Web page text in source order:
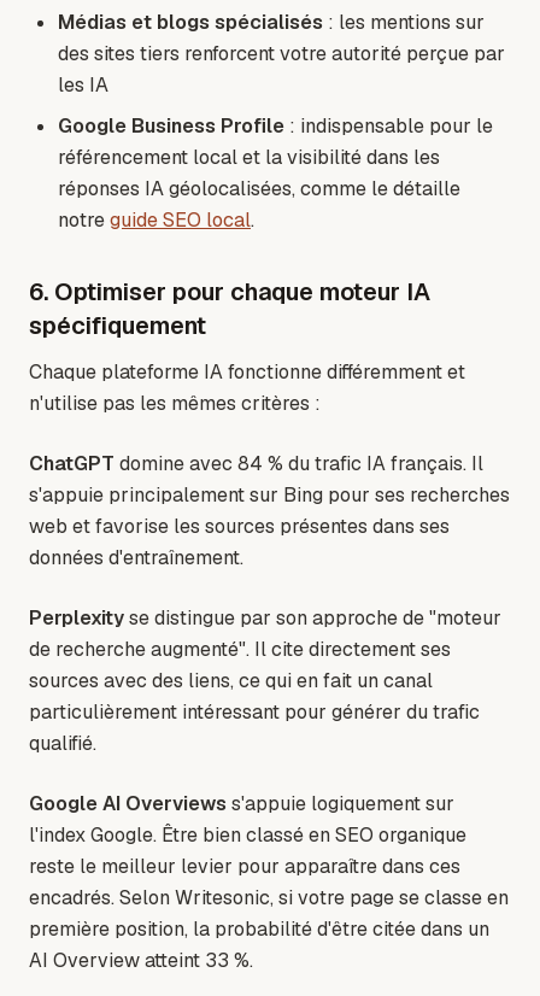
Médias et blogs spécialisés : les mentions sur
des sites tiers renforcent votre autorité perçue par
les IA
Google Business Profile : indispensable pour le
référencement local et la visibilité dans les
réponses IA géolocalisées, comme le détaille
notreguide SEO local.
6. Optimiser pour chaque moteur IA
spécifiquement
Chaque plateforme IA fonctionne différemment et
n'utilise pas les mêmes critères :
ChatGPT domine avec 84 % du trafic IA français. Il
s'appuie principalement sur Bing pour ses recherches
web et favorise les sources présentes dans ses
données d'entraînement.
Perplexityse distingue par son approche de "moteur
de recherche augmenté". Il cite directement ses
sources avec des liens, ce qui en fait un canal
particulièrement intéressant pour générer du trafic
qualifié.
Google AI Overviews s'appuie logiquement sur
l'index Google. Être bien classé en SEO organique
reste le meilleur levier pour apparaître dans ces
encadrés. Selon Writesonic, si votre page se classe en
première position, la probabilité d'être citée dans un
AI Overview atteint 33 %.